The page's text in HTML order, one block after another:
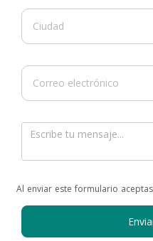
Al enviar este formulario